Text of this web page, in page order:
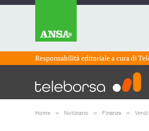
Responsabilità editoriale a cura di
Home » Notiziario » Finanza »